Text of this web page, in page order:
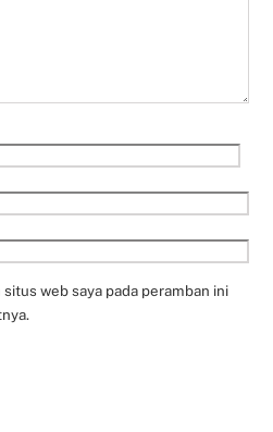
web saya pada peramban ini